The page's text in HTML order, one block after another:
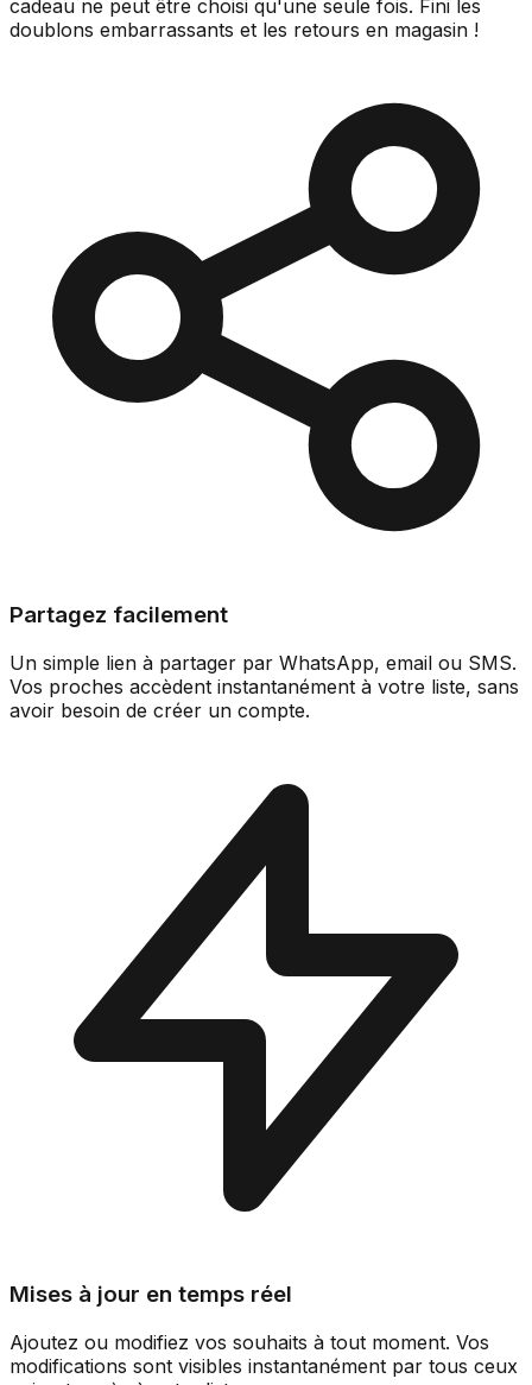
cadeau ne peut être choisi qu'une seule fois. Fini les
doublons embarrassants et les retours en magasin !
Partagez facilement
Un simple lien à partager par WhatsApp, email ou SMS.
Vos proches accèdent instantanément à votre liste, sans
avoir besoin de créer un compte.
Mises à jour en temps réel
Ajoutez ou modifiez vos souhaits à tout moment. Vos
modifications sont visibles instantanément par tous ceux